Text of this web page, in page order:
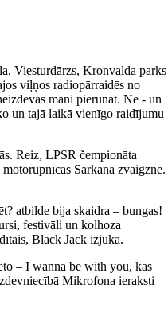
Viesturdārzs, Kronvalda parks
viļņos radiopārraidēs no
mani pierunāt. Nē - un
un tajā laikā vienīgo raidījumu
Reiz, LPSR čempionāta
Sarkanā zvaigzne.
atbilde bija skaidra – bungas!
festivāli un kolhoza
Black Jack izjuka.
– I wanna be with you, kas
Mikrofona ieraksti